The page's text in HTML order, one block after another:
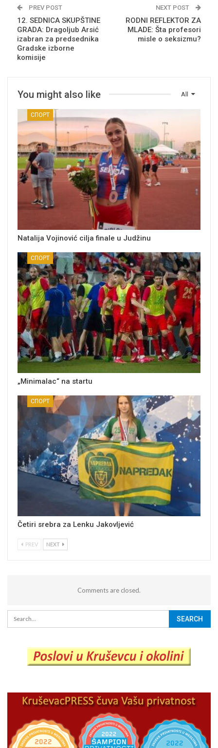
PREV POST
12. SEDNICA SKUPŠTINE
GRADA: Dragoljub Arsić
izabran za predsednika
Gradske izborne
komisije
NEXT POST
RODNI REFLEKTOR ZA
MLADE: Šta profesori
misle o seksizmu?
All
You might also like
СПОРТ
Natalija Vojinović cilja finale u Judžinu
СПОРТ
„Minimalac“ na startu
СПОРТ
Četiri srebra za Lenku Jakovljević
PREV NEXT
Comments are closed.